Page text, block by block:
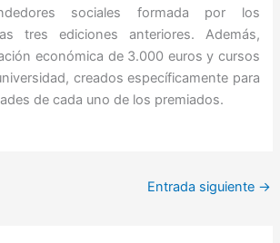
sociales formada por los
tres ediciones anteriores. Además,
económica de 3.000 euros y cursos
creados específicamente para
de cada uno de los premiados.
Entrada siguiente →